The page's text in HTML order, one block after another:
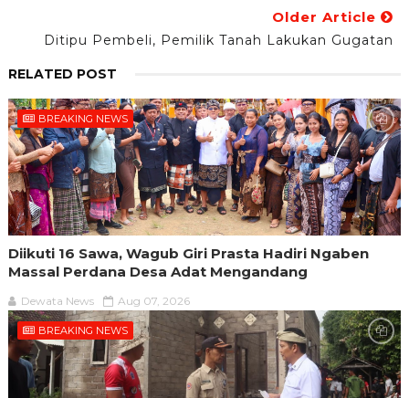
Older Article
Ditipu Pembeli, Pemilik Tanah Lakukan Gugatan
RELATED POST
BREAKING NEWS
Diikuti 16 Sawa, Wagub Giri Prasta Hadiri Ngaben
Massal Perdana Desa Adat Mengandang
Dewata News Aug 07, 2026
BREAKING NEWS